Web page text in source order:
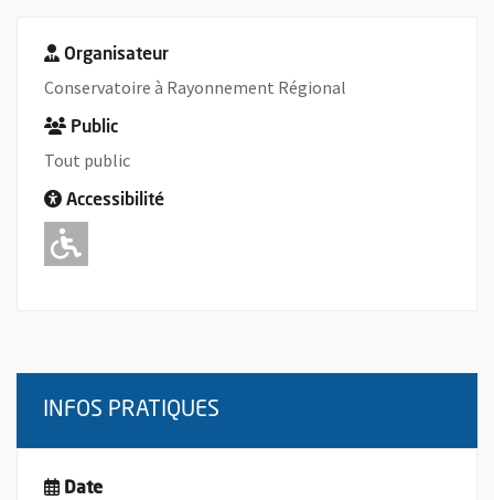
Organisateur
Conservatoire à Rayonnement Régional
Public
Tout public
Accessibilité
Adapté pour l'handicap Moteur
INFOS PRATIQUES
Date